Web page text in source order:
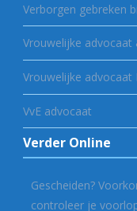
Verborgen gebreken
Vrouwelijke
Vrouwelijke advocaat
VvE advocaat
Verder Online
Gescheiden?
controleer je